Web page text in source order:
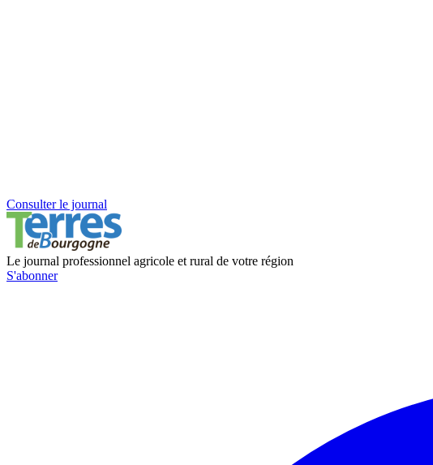
Consulter le journal
Le journal professionnel agricole et rural de votre région
S'abonner